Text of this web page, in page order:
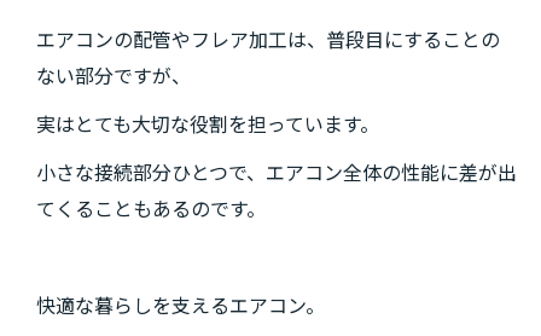
エアコンの配管やフレア加工は、普段目にすることの
ない部分ですが、
実はとても大切な役割を担っています。
小さな接続部分ひとつで、エアコン全体の性能に差が出
てくることもあるのです。
快適な暮らしを支えるエアコン。